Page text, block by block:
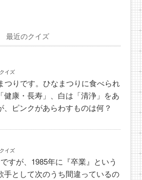
最近のクイズ
イズ
つりです。ひなまつりに食べられ
健康・長寿」、白は「清浄」をあ
、ピンクがあらわすものは何？
イズ
すが、1985年に『卒業』という
手として次のうち間違っているの